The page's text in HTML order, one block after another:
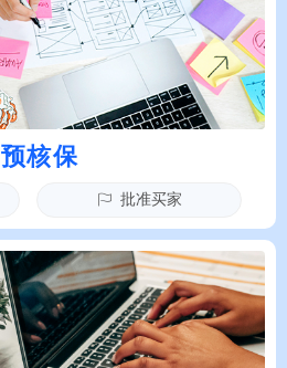
ꄡ 批准买家
预核保